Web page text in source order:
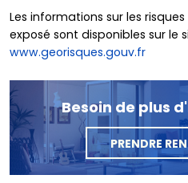
Les informations sur les
exposé sont disponibles sur le
www.georisques.gouv.fr
Besoin de plus
PRENDRE